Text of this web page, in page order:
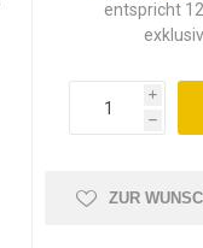
entspricht
i
h
ZUR